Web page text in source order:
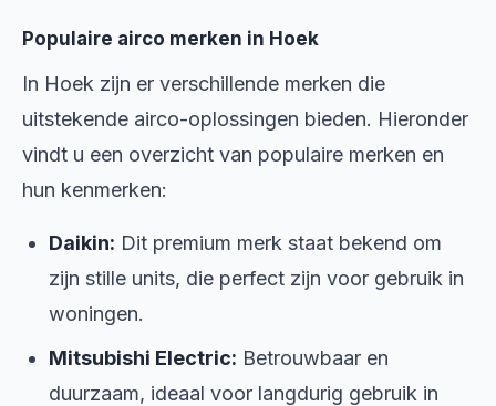
Populaire airco merken in Hoek
In Hoek zijn er verschillende merken die
uitstekende airco-oplossingen bieden. Hieronder
vindt u een overzicht van populaire merken en
hun kenmerken:
Daikin: Dit premium merk staat bekend om
zijn stille units, die perfect zijn voor gebruik in
woningen.
Mitsubishi Electric: Betrouwbaar en
duurzaam, ideaal voor langdurig gebruik in